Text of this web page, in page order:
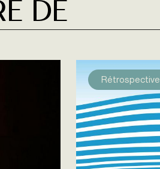
de
Rétrospective